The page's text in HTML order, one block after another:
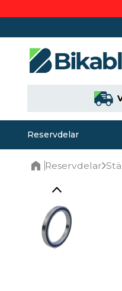
Reservdelar
Reservdelar